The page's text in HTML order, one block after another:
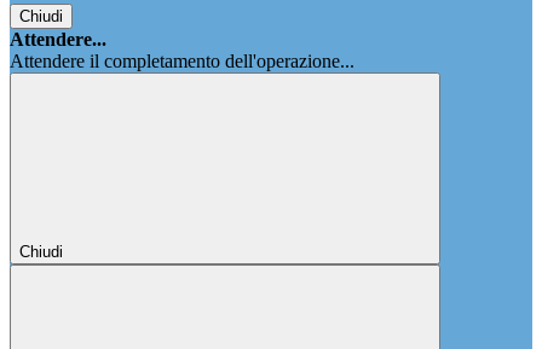
Chiudi
Attendere...
Attendere il completamento dell'operazione...
Chiudi